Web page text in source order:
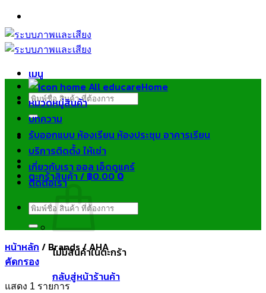
ข้าม
ไป
ยัง
เมนู
ค้นหา:
ตะกร้าสินค้า /฿0.000
ไม่มีสินค้าในตะกร้า
กลับสู่หน้าร้านค้า
Home
หมวดหมู่สินค้า
บทความ
รับออกแบบ ห้องเรียน ห้องประชุม อาคารเรียน
บริการติดตั้ง ให้เช่า
เกี่ยวกับเรา ออล เอ็ดดูแคร์
ติดต่อเรา
ค้นหา:
หน้าหลัก / Brands/AHA
คัดกรอง
แสดง 1 รายการ